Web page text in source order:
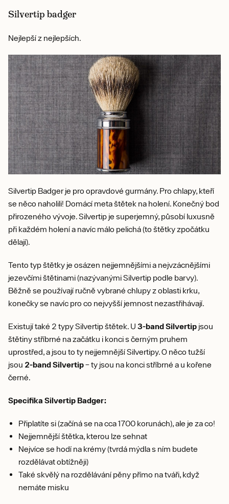
Silvertip badger
Nejlepší z nejlepších.
Silvertip Badger je pro opravdové gurmány. Pro chlapy, kteří
se něco naholili! Domácí meta štětek na holení. Konečný bod
přirozeného vývoje. Silvertip je superjemný, působí luxusně
při každém holení a navíc málo pelichá (to štětky zpočátku
dělají).
Tento typ štětky je osázen nejjemnějšími a nejvzácnějšími
jezevčími štětinami (nazývanými Silvertip podle barvy).
Běžně se používají ručně vybrané chlupy z oblasti krku,
konečky se navíc pro co nejvyšší jemnost nezastřihávají.
Existují také 2 typy Silvertip štětek. U 3-band Silvertip jsou
štětiny stříbrné na začátku i konci s černým pruhem
uprostřed, a jsou to ty nejjemnější Silvertipy. O něco tužší
jsou 2-band Silvertip– ty jsou na konci stříbrné a u kořene
černé.
Specifika Silvertip Badger:
Připlatíte si (začíná se na cca 1700 korunách), ale je za co!
Nejjemnější štětka, kterou lze sehnat
Nejvíce se hodí na krémy (tvrdá mýdla s ním budete
rozdělávat obtížněji)
Také skvělý na rozdělávání pěny přímo na tváři, když
nemáte misku